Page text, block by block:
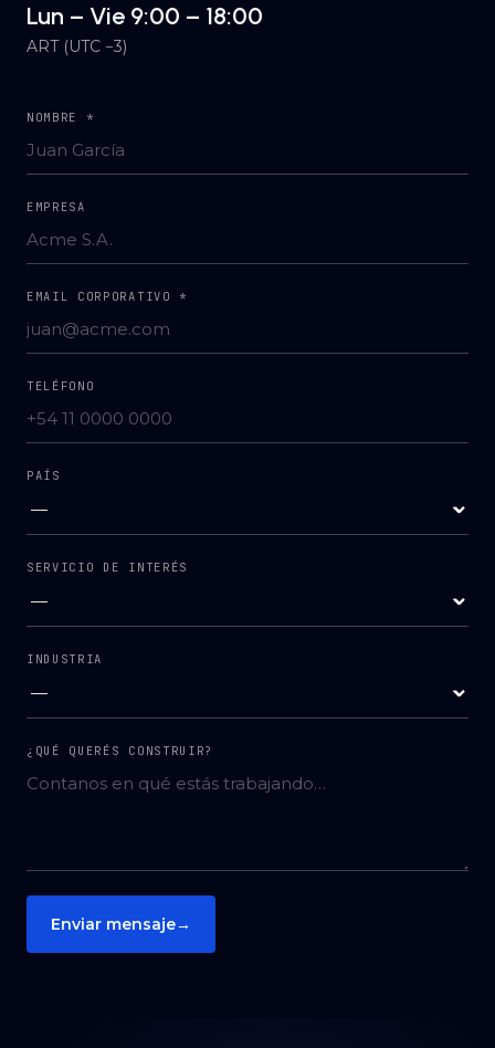
Lun – Vie 9:00 – 18:00
ART (UTC −3)
NOMBRE *
EMPRESA
EMAIL CORPORATIVO *
TELÉFONO
PAÍS
SERVICIO DE INTERÉS
INDUSTRIA
¿QUÉ QUERÉS CONSTRUIR?
Enviar mensaje→